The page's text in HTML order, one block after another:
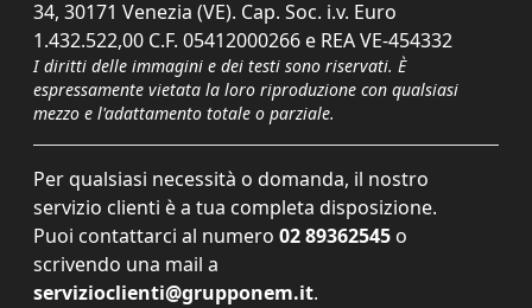
34, 30171 Venezia (VE). Cap. Soc. i.v. Euro
1.432.522,00 C.F. 05412000266 e REA VE-454332
I diritti delle immagini e dei testi sono riservati. È
espressamente vietata la loro riproduzione con qualsiasi
mezzo e l'adattamento totale o parziale.
Per qualsiasi necessità o domanda, il nostro
servizio clienti è a tua completa disposizione.
Puoi contattarci al numero 02 89362545 o
scrivendo una mail a
servizioclienti@grupponem.it.